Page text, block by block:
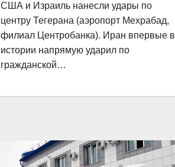
США и Израиль нанесли удары по
центру Тегерана (аэропорт Мехрабад,
филиал Центробанка). Иран впервые в
истории напрямую ударил по
гражданской…